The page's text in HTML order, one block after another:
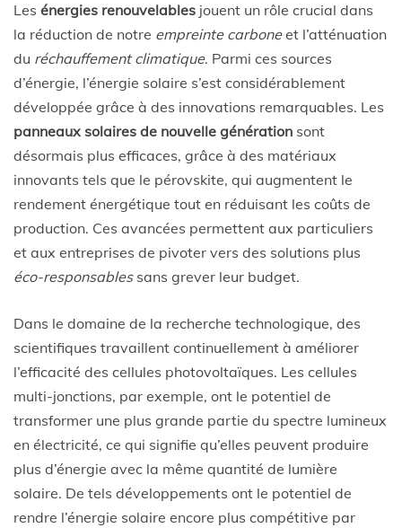
Les énergies renouvelables jouent un rôle crucial dans
la réduction de notre empreinte carboneet l’atténuation
du réchauffement climatique. Parmi ces sources
d’énergie, l’énergie solaire s’est considérablement
développée grâce à des innovations remarquables. Les
panneaux solaires de nouvelle génération sont
désormais plus efficaces, grâce à des matériaux
innovants tels que le pérovskite, qui augmentent le
rendement énergétique tout en réduisant les coûts de
production. Ces avancées permettent aux particuliers
et aux entreprises de pivoter vers des solutions plus
éco-responsablessans grever leur budget.
Dans le domaine de la recherche technologique, des
scientifiques travaillent continuellement à améliorer
l’efficacité des cellules photovoltaïques. Les cellules
multi-jonctions, par exemple, ont le potentiel de
transformer une plus grande partie du spectre lumineux
en électricité, ce qui signifie qu’elles peuvent produire
plus d’énergie avec la même quantité de lumière
solaire. De tels développements ont le potentiel de
rendre l’énergie solaire encore plus compétitive par